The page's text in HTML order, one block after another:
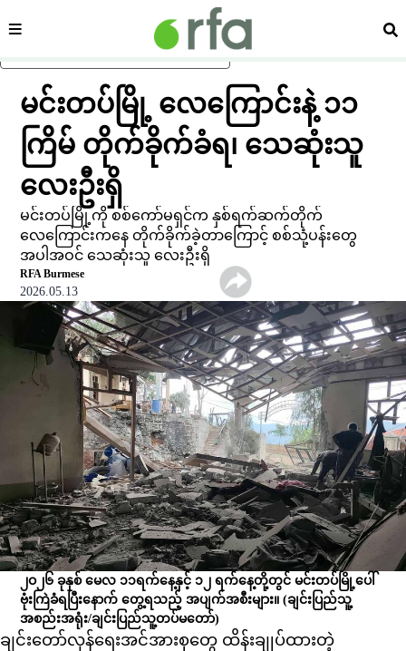
ပင်မအကြောင်းအရာသို့ ကျော်ရန်
ကဏ္ဍ ရှာ
မင်းတပ်မြို့ လေကြောင်းနဲ့ ၁၁
ကြိမ် တိုက်ခိုက်ခံရ၊ သေဆုံးသူ
လေးဦးရှိ
မင်းတပ်မြို့ကို စစ်ကော်မရှင်က နှစ်ရက်ဆက်တိုက်
လေကြောင်းကနေ တိုက်ခိုက်ခဲ့တာကြောင့် စစ်သုံ့ပန်းတွေ
အပါအဝင် သေဆုံးသူ လေးဦးရှိ
RFA Burmese
2026.05.13
၂ဝ၂၆ ခုနှစ် မေလ ၁၁ရက်နေ့နှင့် ၁၂ ရက်နေ့တို့တွင် မင်းတပ်မြို့ပေါ်
ဗုံးကြဲခံရပြီးနောက် တွေ့ရသည့် အပျက်အစီးများ။(ချင်းပြည်သူ့
အစည်းအရုံး/ချင်းပြည်သူ့တပ်မတော်)
ချင်းတော်လှန်ရေးအင်အားစုတွေ ထိန်းချုပ်ထားတဲ့